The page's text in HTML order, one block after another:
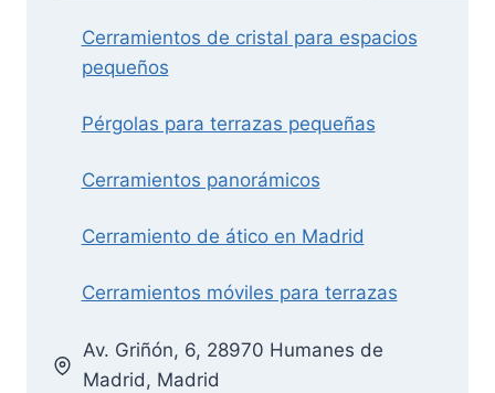
Cerramientos de cristal para espacios
pequeños
Pérgolas para terrazas pequeñas
Cerramientos panorámicos
Cerramiento de ático en Madrid
Cerramientos móviles para terrazas
Av. Griñón, 6, 28970 Humanes de
Madrid, Madrid